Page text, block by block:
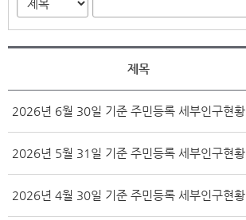
제목
2026년 6월 30일 기준 주민등록 세부인구현황
2026년 5월 31일 기준 주민등록 세부인구현황
2026년 4월 30일 기준 주민등록 세부인구현황